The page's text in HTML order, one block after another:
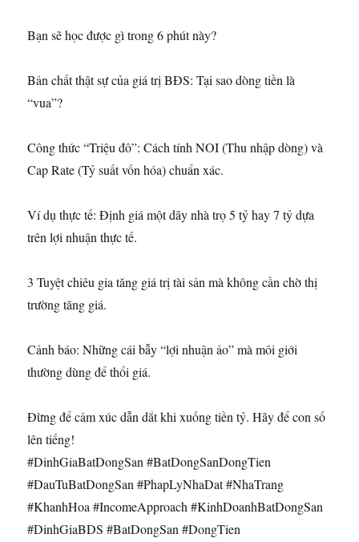
Bạn sẽ học được gì trong 6 phút này?
Bản chất thật sự của giá trị BĐS: Tại sao dòng tiền là
“vua”?
Công thức “Triệu đô”: Cách tính NOI (Thu nhập dòng) và
Cap Rate (Tỷ suất vốn hóa) chuẩn xác.
Ví dụ thực tế: Định giá một dãy nhà trọ 5 tỷ hay 7 tỷ dựa
trên lợi nhuận thực tế.
3 Tuyệt chiêu gia tăng giá trị tài sản mà không cần chờ thị
trường tăng giá.
Cảnh báo: Những cái bẫy “lợi nhuận ảo” mà môi giới
thường dùng để thổi giá.
Đừng để cảm xúc dẫn dắt khi xuống tiền tỷ. Hãy để con số
lên tiếng!
#DinhGiaBatDongSan #BatDongSanDongTien
#DauTuBatDongSan #PhapLyNhaDat #NhaTrang
#KhanhHoa #IncomeApproach #KinhDoanhBatDongSan
#DinhGiaBDS #BatDongSan #DongTien